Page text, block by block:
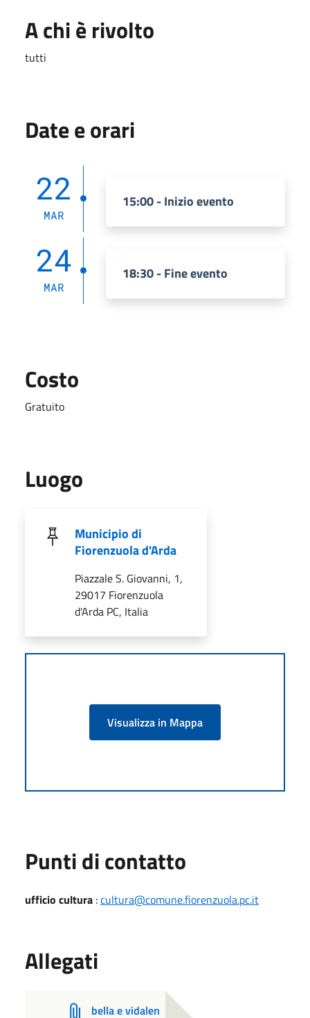
A chi è rivolto
tutti
Date e orari
22
MAR
15:00 - Inizio evento
24
MAR
18:30 - Fine evento
Costo
Gratuito
Luogo
Municipio di
Fiorenzuola d'Arda
Piazzale S. Giovanni, 1,
29017 Fiorenzuola
d'Arda PC, Italia
Visualizza in Mappa
Punti di contatto
ufficio cultura :cultura@comune.fiorenzuola.pc.it
Allegati
bella e vidalen